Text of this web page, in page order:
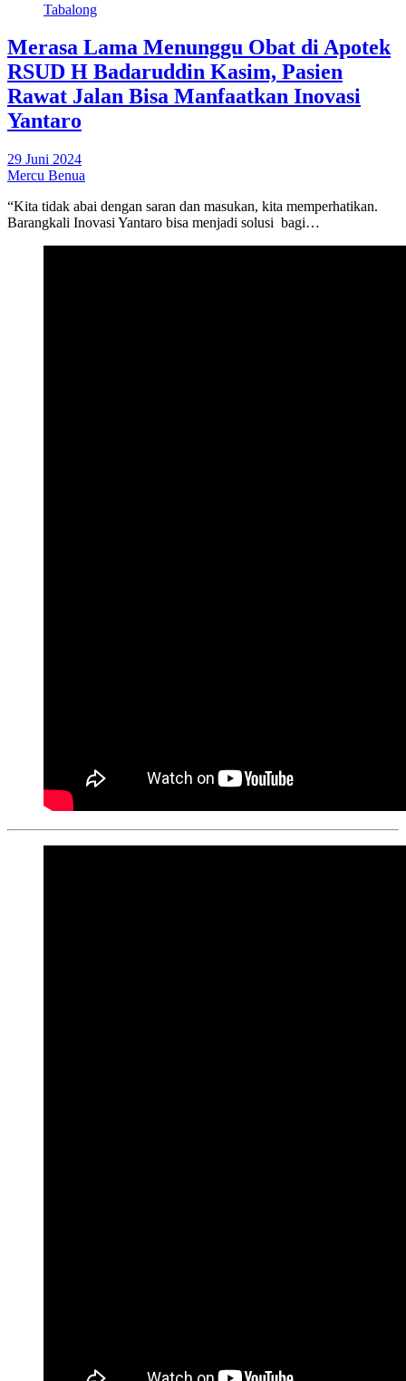
Tabalong
Merasa Lama Menunggu Obat di Apotek
RSUD H Badaruddin Kasim, Pasien
Rawat Jalan Bisa Manfaatkan Inovasi
Yantaro
29 Juni 2024
Mercu Benua
“Kita tidak abai dengan saran dan masukan, kita memperhatikan.
Barangkali Inovasi Yantaro bisa menjadi solusi bagi…